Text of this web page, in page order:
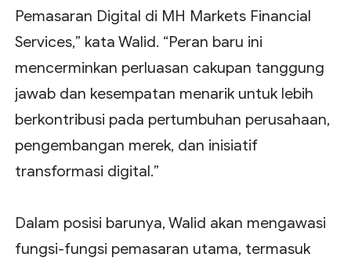
Pemasaran Digital di MH Markets Financial
Services,” kata Walid. “Peran baru ini
mencerminkan perluasan cakupan tanggung
jawab dan kesempatan menarik untuk lebih
berkontribusi pada pertumbuhan perusahaan,
pengembangan merek, dan inisiatif
transformasi digital.”
Dalam posisi barunya, Walid akan mengawasi
fungsi-fungsi pemasaran utama, termasuk